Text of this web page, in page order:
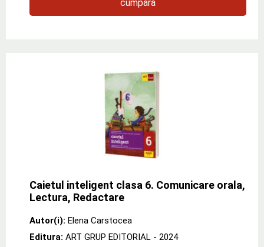
cumpără
Caietul inteligent clasa 6. Comunicare orala,
Lectura, Redactare
Autor(i): Elena Carstocea
Editura: ART GRUP EDITORIAL - 2024